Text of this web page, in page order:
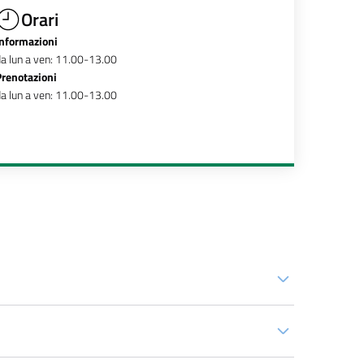
Orari
lun a ven: 11.00-13.00
lun a ven: 11.00-13.00